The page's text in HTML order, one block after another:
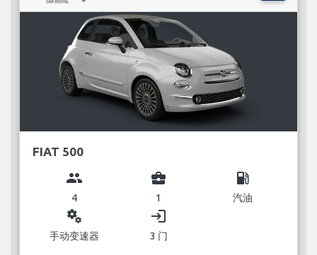
FIAT 500
group
4
business_center
1
local_gas_station
汽油
miscellaneous_services
手动变速器
login
3 门